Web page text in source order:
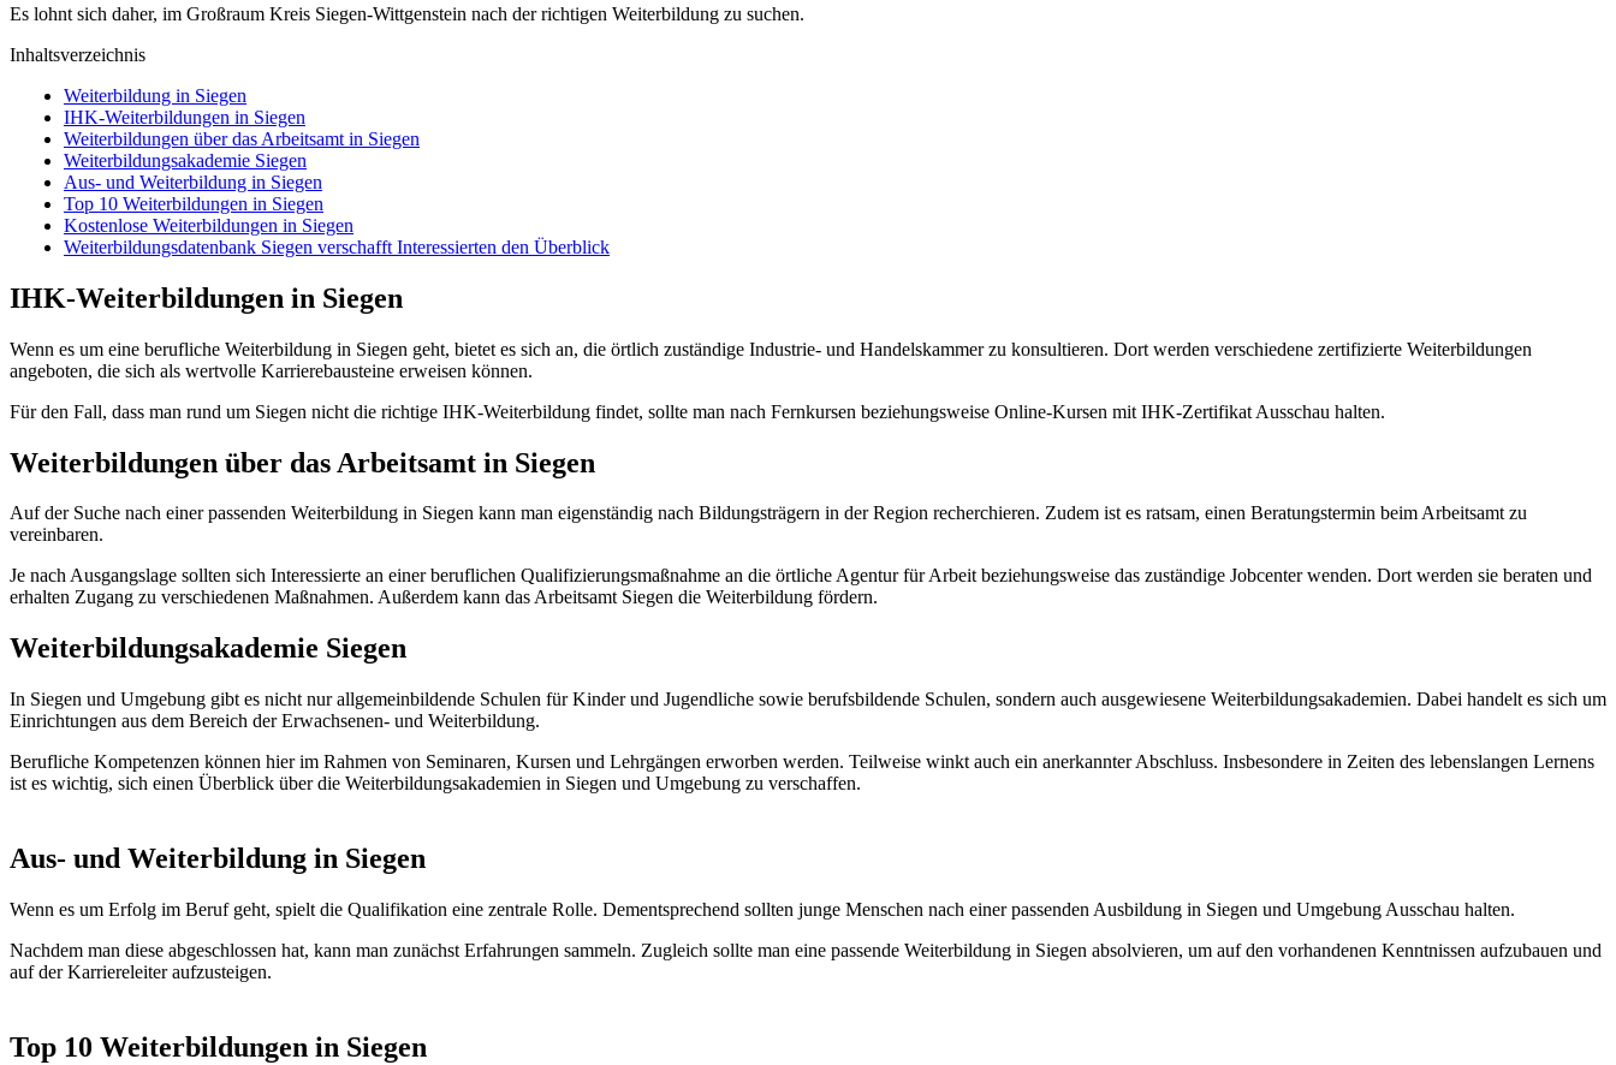
Es lohnt sich daher, im Großraum Kreis Siegen-Wittgenstein nach der richtigen Weiterbildung zu suchen.
Inhaltsverzeichnis
Weiterbildung in Siegen
IHK-Weiterbildungen in Siegen
Weiterbildungen über das Arbeitsamt in Siegen
Weiterbildungsakademie Siegen
Aus- und Weiterbildung in Siegen
Top 10 Weiterbildungen in Siegen
Kostenlose Weiterbildungen in Siegen
Weiterbildungsdatenbank Siegen verschafft Interessierten den Überblick
IHK-Weiterbildungen in Siegen
Wenn es um eine berufliche Weiterbildung in Siegen geht, bietet es sich an, die örtlich zuständige Industrie- und Handelskammer zu konsultieren. Dort werden verschiedene zertifizierte Weiterbildungen
angeboten, die sich als wertvolle Karrierebausteine erweisen können.
Für den Fall, dass man rund um Siegen nicht die richtige IHK-Weiterbildung findet, sollte man nach Fernkursen beziehungsweise Online-Kursen mit IHK-Zertifikat Ausschau halten.
Weiterbildungen über das Arbeitsamt in Siegen
Auf der Suche nach einer passenden Weiterbildung in Siegen kann man eigenständig nach Bildungsträgern in der Region recherchieren. Zudem ist es ratsam, einen Beratungstermin beim Arbeitsamt zu
vereinbaren.
Je nach Ausgangslage sollten sich Interessierte an einer beruflichen Qualifizierungsmaßnahme an die örtliche Agentur für Arbeit beziehungsweise das zuständige Jobcenter wenden. Dort werden sie beraten und
erhalten Zugang zu verschiedenen Maßnahmen. Außerdem kann das Arbeitsamt Siegen die Weiterbildung fördern.
Weiterbildungsakademie Siegen
In Siegen und Umgebung gibt es nicht nur allgemeinbildende Schulen für Kinder und Jugendliche sowie berufsbildende Schulen, sondern auch ausgewiesene Weiterbildungsakademien. Dabei handelt es sich um
Einrichtungen aus dem Bereich der Erwachsenen- und Weiterbildung.
Berufliche Kompetenzen können hier im Rahmen von Seminaren, Kursen und Lehrgängen erworben werden. Teilweise winkt auch ein anerkannter Abschluss. Insbesondere in Zeiten des lebenslangen Lernens
ist es wichtig, sich einen Überblick über die Weiterbildungsakademien in Siegen und Umgebung zu verschaffen.
Aus- und Weiterbildung in Siegen
Wenn es um Erfolg im Beruf geht, spielt die Qualifikation eine zentrale Rolle. Dementsprechend sollten junge Menschen nach einer passenden Ausbildung in Siegen und Umgebung Ausschau halten.
Nachdem man diese abgeschlossen hat, kann man zunächst Erfahrungen sammeln. Zugleich sollte man eine passende Weiterbildung in Siegen absolvieren, um auf den vorhandenen Kenntnissen aufzubauen und
auf der Karriereleiter aufzusteigen.
Top 10 Weiterbildungen in Siegen